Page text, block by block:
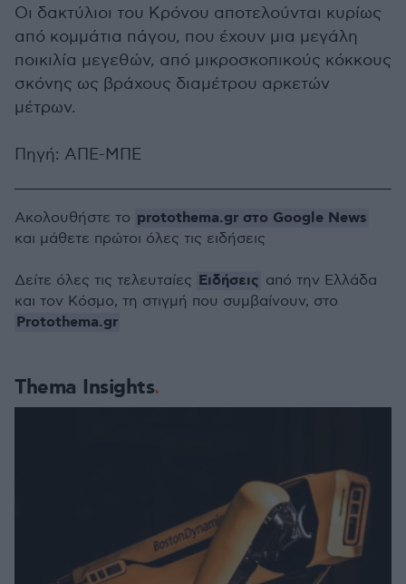
Οι δακτύλιοι του Κρόνου αποτελούνται κυρίως
από κομμάτια πάγου, που έχουν μια μεγάλη
ποικιλία μεγεθών, από μικροσκοπικούς κόκκους
σκόνης ως βράχους διαμέτρου αρκετών
μέτρων.
Πηγή: ΑΠΕ-ΜΠΕ
Thema Insights
Ακολουθήστε το protothema.gr στο Google News
και μάθετε πρώτοι όλες τις ειδήσεις
Δείτε όλες τις τελευταίες Ειδήσεις από την Ελλάδα
και τον Κόσμο, τη στιγμή που συμβαίνουν, στο
Protothema.gr